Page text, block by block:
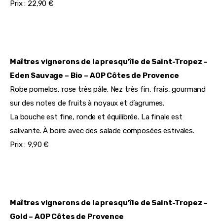
Prix : 22,90 €
Maîtres vignerons de la presqu’île de Saint-Tropez –
Eden Sauvage – Bio – AOP Côtes de Provence
Robe pomelos, rose très pâle. Nez très fin, frais, gourmand
sur des notes de fruits à noyaux et d’agrumes.
La bouche est fine, ronde et équilibrée. La finale est
salivante. À boire avec des salade composées estivales.
Prix : 9,90 €
Maîtres vignerons de la presqu’île de Saint-Tropez –
Gold – AOP Côtes de Provence